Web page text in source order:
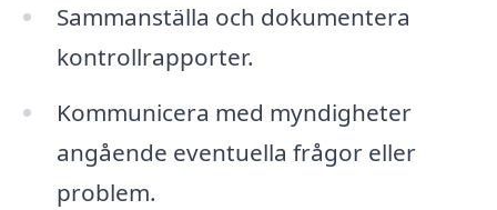
Sammanställa och dokumentera
kontrollrapporter.
Kommunicera med myndigheter
angående eventuella frågor eller
problem.